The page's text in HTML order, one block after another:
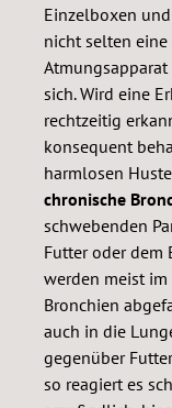
Einzelboxen
nicht selten eine
sich. Wird eine
rechtzeitig
konsequent
harmlosen
chronische
schwebenden
Futter oder dem
werden meist im
Bronchien
auch in die
gegenüber
so reagiert es